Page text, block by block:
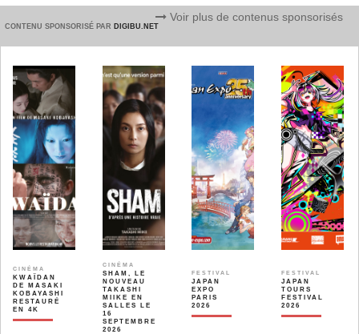
CONTENU SPONSORISÉ PAR DIGIBU.NET
Voir plus de contenus sponsorisés
CINÉMA
KWAÏDAN
DE MASAKI
KOBAYASHI
RESTAURÉ
EN 4K
CINÉMA
SHAM, LE
NOUVEAU
TAKASHI
MIIKE EN
SALLES LE
16
SEPTEMBRE
2026
FESTIVAL
JAPAN
EXPO
PARIS
2026
FESTIVAL
JAPAN
TOURS
FESTIVAL
2026